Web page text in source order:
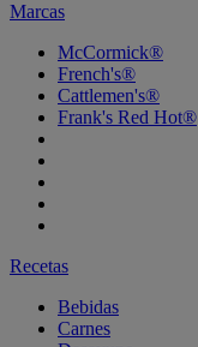
Marcas
McCormick®
French's®
Cattlemen's®
Frank's Red Hot®
Recetas
Bebidas
Carnes